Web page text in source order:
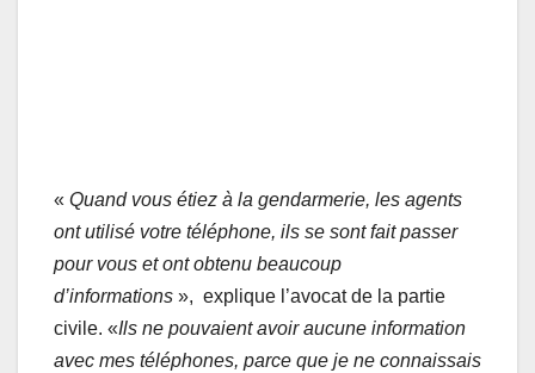
« Quand vous étiez à la gendarmerie, les agents
ont utilisé votre téléphone, ils se sont fait passer
pour vous et ont obtenu beaucoup
d’informations », explique l’avocat de la partie
civile. «Ils ne pouvaient avoir aucune information
avec mes téléphones, parce que je ne connaissais